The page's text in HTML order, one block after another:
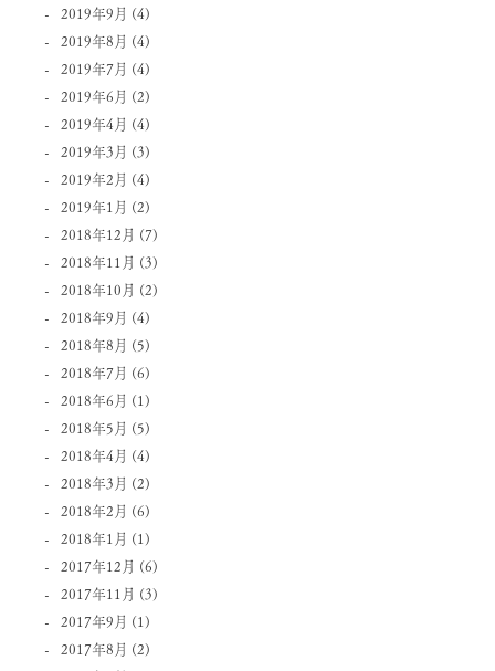
2019年9月 (4)
2019年8月 (4)
2019年7月 (4)
2019年6月 (2)
2019年4月 (4)
2019年3月 (3)
2019年2月 (4)
2019年1月 (2)
2018年12月 (7)
2018年11月 (3)
2018年10月 (2)
2018年9月 (4)
2018年8月 (5)
2018年7月 (6)
2018年6月 (1)
2018年5月 (5)
2018年4月 (4)
2018年3月 (2)
2018年2月 (6)
2018年1月 (1)
2017年12月 (6)
2017年11月 (3)
2017年9月 (1)
2017年8月 (2)